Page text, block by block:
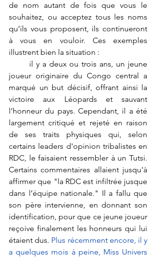
de nom autant de fois que vous le
souhaitez, ou acceptez tous les noms
qu’ils vous proposent, ils continueront
à vous en vouloir. Ces exemples
illustrent bien la situation :
joueur originaire du Congo central a
marqué un but décisif, offrant ainsi la
victoire aux Léopards et sauvant
l’honneur du pays. Cependant, il a été
largement critiqué et rejeté en raison
de ses traits physiques qui, selon
certains leaders d'opinion tribalistes en
RDC, le faisaient ressembler à un Tutsi.
Certains commentaires allaient jusqu'à
affirmer que "la RDC est infiltrée jusque
dans l’équipe nationale." Il a fallu que
son père intervienne, en donnant son
identification, pour que ce jeune joueur
reçoive finalement les honneurs qui lui
étaient dus. Plus récemment encore, il y
a quelques mois à peine, Miss Univers